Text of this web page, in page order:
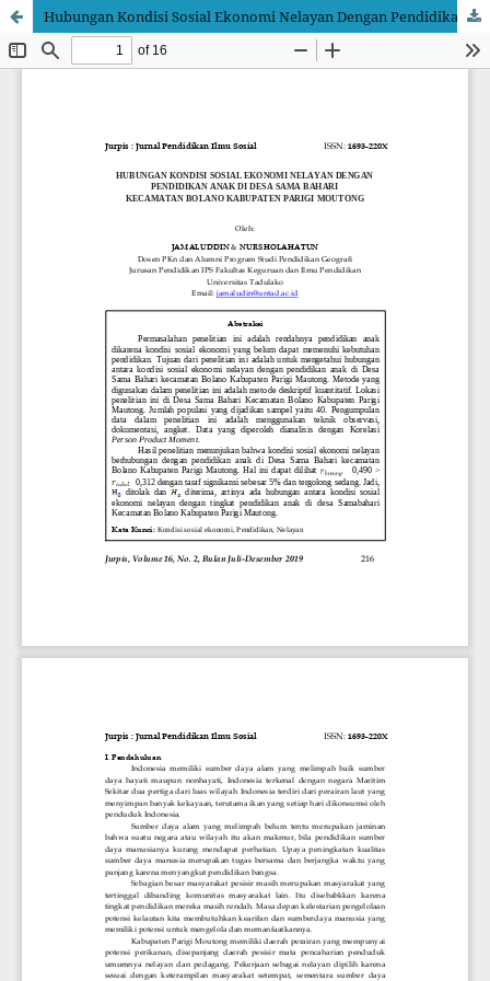
Hubungan Kondisi Sosial Ekonomi Nelayan Dengan Pendidikan Anak Di Desa Sama Bahari Kecamatan Bolano Kabupaten Parigi Moutong